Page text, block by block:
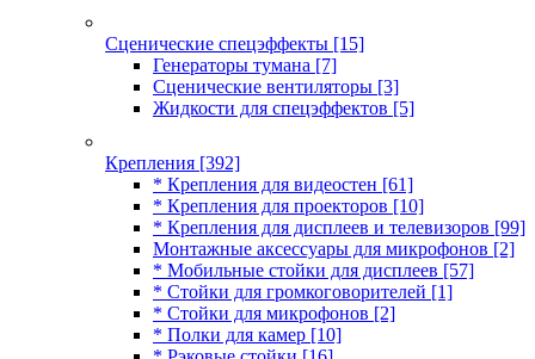
Сценические спецэффекты [15]
Генераторы тумана [7]
Сценические вентиляторы [3]
Жидкости для спецэффектов [5]
Крепления [392]
* Крепления для видеостен [61]
* Крепления для проекторов [10]
* Крепления для дисплеев и телевизоров [99]
Монтажные аксессуары для микрофонов [2]
* Мобильные стойки для дисплеев [57]
* Стойки для громкоговорителей [1]
* Стойки для микрофонов [2]
* Полки для камер [10]